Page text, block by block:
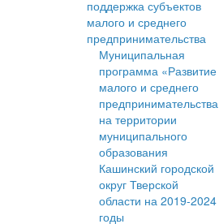
поддержка субъектов
малого и среднего
предпринимательства
Муниципальная
программа «Развитие
малого и среднего
предпринимательства
на территории
муниципального
образования
Кашинский городской
округ Тверской
области на 2019-2024
годы